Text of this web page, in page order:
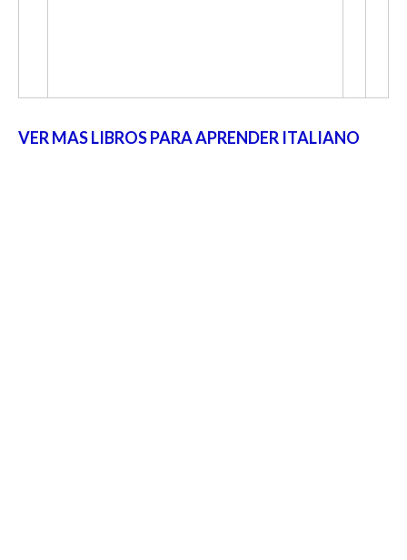
VER MAS LIBROS PARA APRENDER ITALIANO